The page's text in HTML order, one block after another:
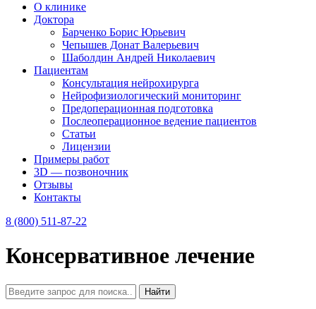
О клинике
Доктора
Барченко Борис Юрьевич
Чепышев Донат Валерьевич
Шаболдин Андрей Николаевич
Пациентам
Консультация нейрохирурга
Нейрофизиологический мониторинг
Предоперационная подготовка
Послеоперационное ведение пациентов
Статьи
Лицензии
Примеры работ
3D — позвоночник
Отзывы
Контакты
8 (800) 511-87-22
Консервативное лечение